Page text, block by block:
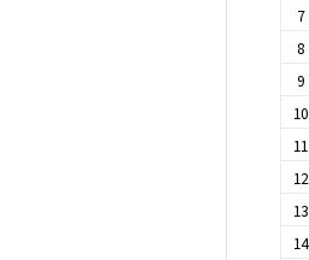
7
8
9
10
11
12
13
14